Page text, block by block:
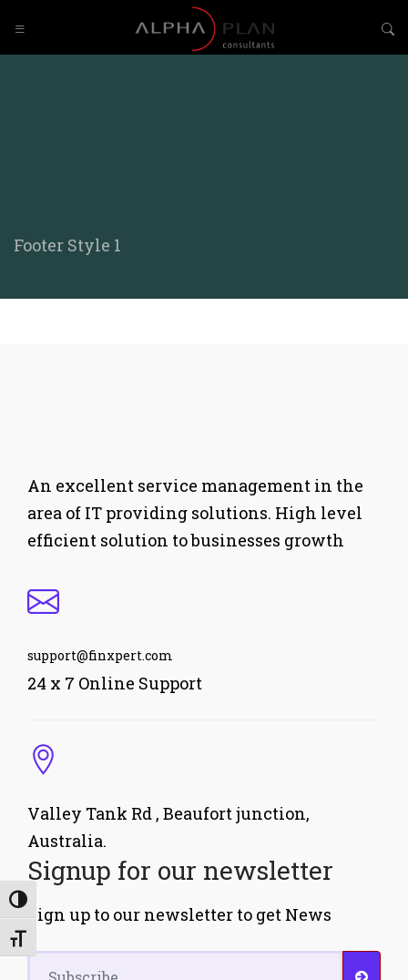
Εναλλαγή Υψηλής Αντίθεσης
Εναλλαγή Μεγέθους Γραμμάτων
Footer Style 1
An excellent service management in the
area of IT providing solutions. High level
efficient solution to businesses growth
support@finxpert.com
24 x 7 Online Support
Valley Tank Rd , Beaufort junction,
Australia.
Signup for our newsletter
Sign up to our newsletter to get News